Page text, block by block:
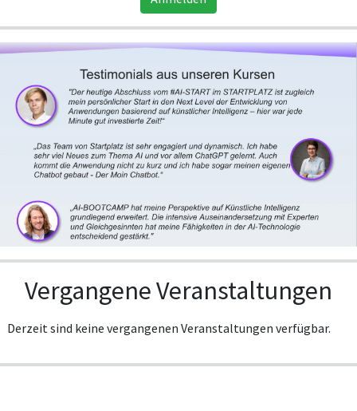
Vergangene Veranstaltungen
Derzeit sind keine vergangenen Veranstaltungen verfügbar.